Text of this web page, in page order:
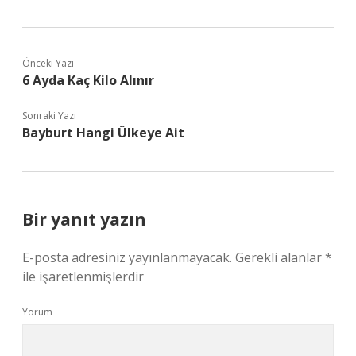
Önceki Yazı
6 Ayda Kaç Kilo Alınır
Sonraki Yazı
Bayburt Hangi Ülkeye Ait
Bir yanıt yazın
E-posta adresiniz yayınlanmayacak. Gerekli alanlar*
ile işaretlenmişlerdir
Yorum